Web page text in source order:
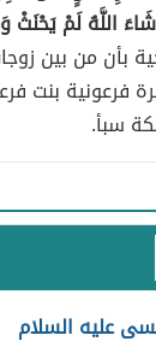
اللَّهُ لَمْ يَحْنَثْ
بأن من بين
فرعونية بنت
سبأ.
عليه السلام